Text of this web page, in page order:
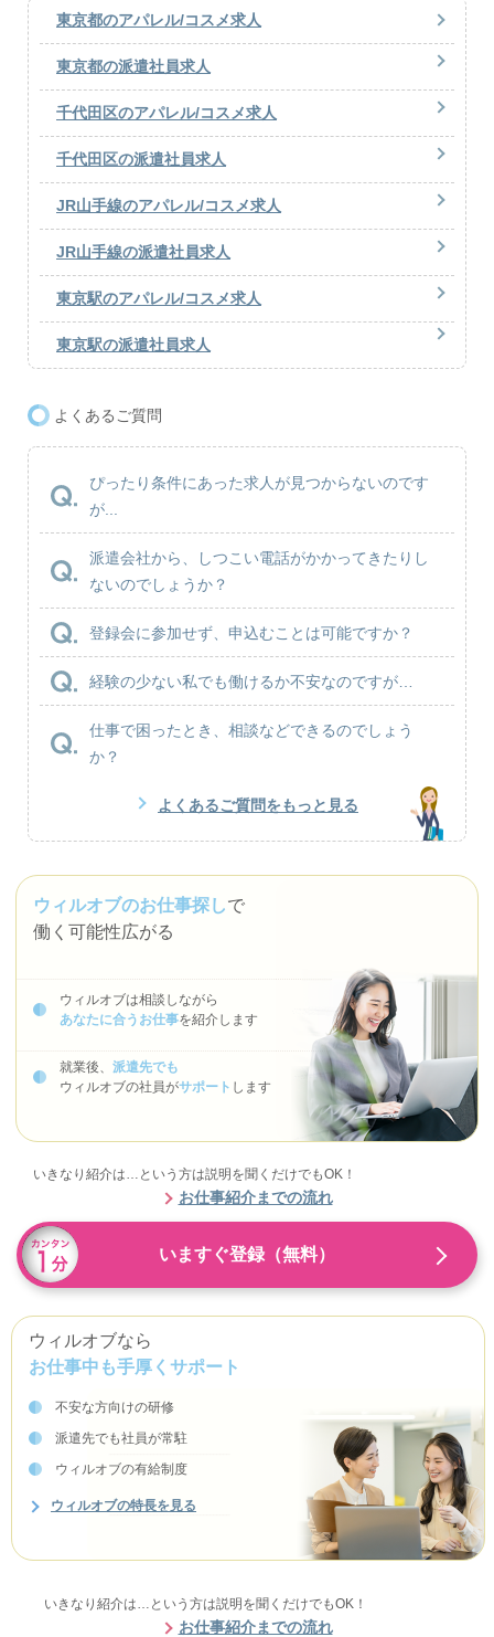
東京都のアパレル/コスメ求人
東京都の派遣社員求人
千代田区のアパレル/コスメ求人
千代田区の派遣社員求人
JR山手線のアパレル/コスメ求人
JR山手線の派遣社員求人
東京駅のアパレル/コスメ求人
東京駅の派遣社員求人
よくあるご質問
ぴったり条件にあった求人が見つからないのです
が...
派遣会社から、しつこい電話がかかってきたりし
ないのでしょうか？
登録会に参加せず、申込むことは可能ですか？
経験の少ない私でも働けるか不安なのですが…
仕事で困ったとき、相談などできるのでしょう
か？
よくあるご質問をもっと見る
ウィルオブのお仕事探しで
働く可能性広がる
ウィルオブは相談しながら
あなたに合うお仕事を紹介します
就業後、 派遣先でも
ウィルオブの社員がサポート します
いきなり紹介は…という方は説明を聞くだけでもOK！
お仕事紹介までの流れ
いますぐ登録（無料）
ウィルオブなら
お仕事中も手厚くサポート
不安な方向けの研修
派遣先でも社員が常駐
ウィルオブの有給制度
ウィルオブの特長を見る
いきなり紹介は…という方は説明を聞くだけでもOK！
お仕事紹介までの流れ